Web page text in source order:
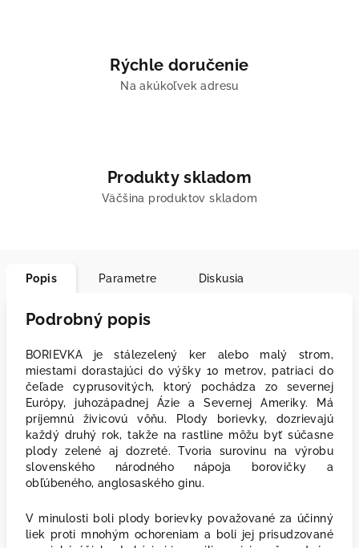
Rýchle doručenie
Na akúkoľvek adresu
Produkty skladom
Väčšina produktov skladom
Popis Parametre Diskusia
Podrobný popis
BORIEVKA je stálezelený ker alebo malý strom,
miestami dorastajúci do výšky 10 metrov, patriaci do
čeľade cyprusovitých, ktorý pochádza zo severnej
Európy, juhozápadnej Ázie a Severnej Ameriky. Má
príjemnú živicovú vôňu. Plody borievky, dozrievajú
každý druhý rok, takže na rastline môžu byť súčasne
plody zelené aj dozreté. Tvoria surovinu na výrobu
slovenského národného nápoja borovičky a
obľúbeného, anglosaského ginu.
V minulosti boli plody borievky považované za účinný
liek proti mnohým ochoreniam a boli jej prisudzované